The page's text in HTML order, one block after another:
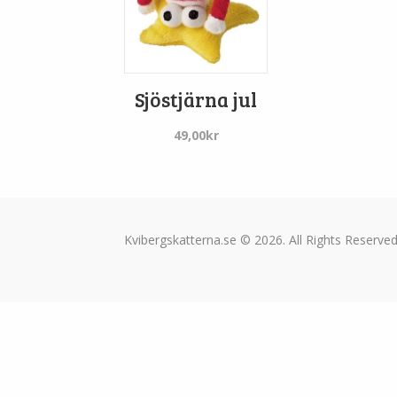
Sjöstjärna jul
49,00kr
Kvibergskatterna.se © 2026. All Rights